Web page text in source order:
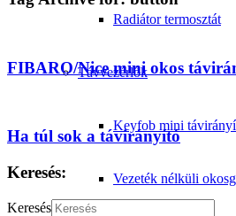
Radiátor termosztát
Távvezérlők
Keyfob mini
Vezeték nélküli
FIBARO/Nice mini okos
Ha túl sok a távirányító
Keresés:
Keresés